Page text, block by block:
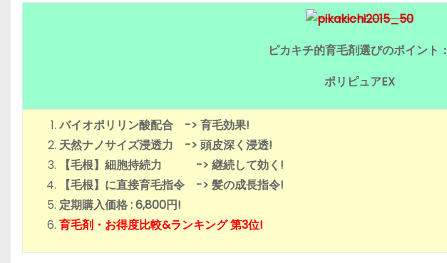
ピカキチ的育毛剤選びのポイント：
ポリピュアEX
バイオポリリン酸配合 -> 育毛効果!
天然ナノサイズ浸透力 -> 頭皮深く浸透!
【毛根】細胞持続力 -> 継続して効く!
【毛根】に直接育毛指令 -> 髪の成長指令!
定期購入価格 : 6,800円!
育毛剤・お得度比較&ランキング 第3位!